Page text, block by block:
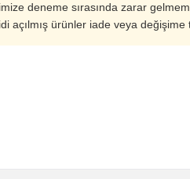
deneme sırasında zarar
açılmış ürünler iade veya değişime